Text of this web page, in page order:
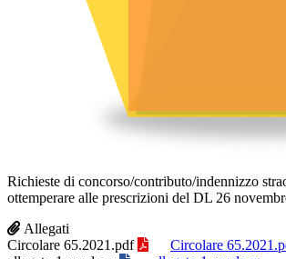
Richieste di concorso/contributo/indennizzo
ottemperare alle prescrizioni del DL 26
Allegati
Circolare 65.2021.pdf
Circolare